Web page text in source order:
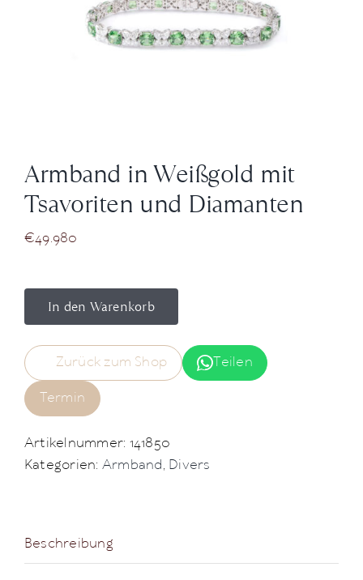
News
+43 (0) 15125781
Armband in Weißgold mit
Tsavoriten und Diamanten
€49.980
In den Warenkorb
Zurück zum Shop
Teilen
Termin
Artikelnummer: 141850
Kategorien: Armband, Divers
Beschreibung